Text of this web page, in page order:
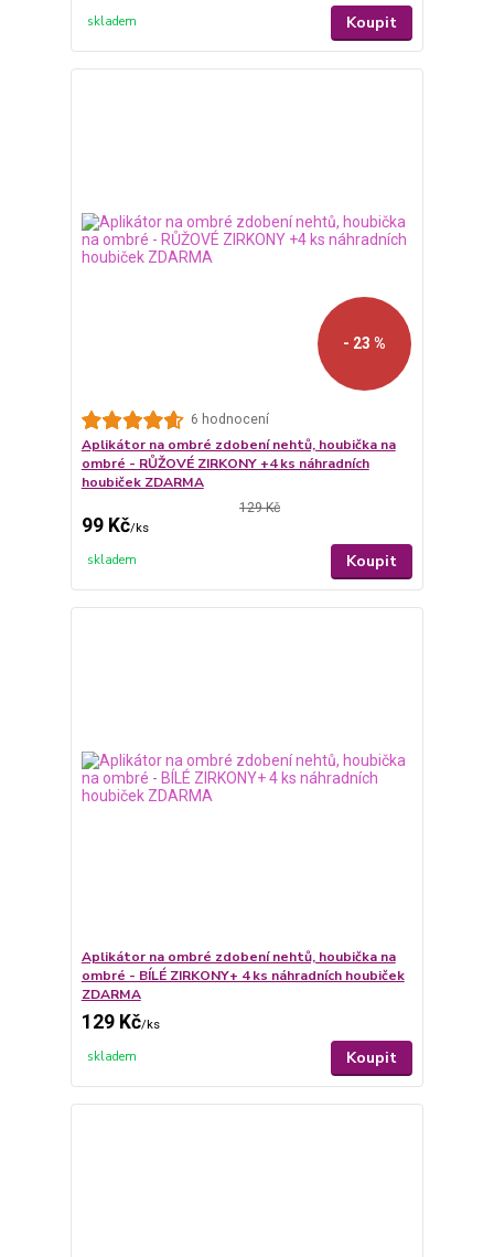
skladem Koupit
- 23 %
6 hodnocení
Aplikátor na ombré zdobení nehtů, houbička na
ombré - RŮŽOVÉ ZIRKONY +4 ks náhradních
houbiček ZDARMA
129 Kč
99 Kč/ks
skladem Koupit
Aplikátor na ombré zdobení nehtů, houbička na
ombré - BÍLÉ ZIRKONY+ 4 ks náhradních houbiček
ZDARMA
129 Kč/ks
skladem Koupit